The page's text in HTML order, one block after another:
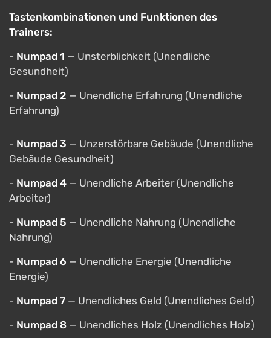
Tastenkombinationen und Funktionen des
Trainers:
- Numpad 1 — Unsterblichkeit (Unendliche
Gesundheit)
- Numpad 2 — Unendliche Erfahrung (Unendliche
Erfahrung)
- Numpad 3 — Unzerstörbare Gebäude (Unendliche
Gebäude Gesundheit)
- Numpad 4 — Unendliche Arbeiter (Unendliche
Arbeiter)
- Numpad 5 — Unendliche Nahrung (Unendliche
Nahrung)
- Numpad 6 — Unendliche Energie (Unendliche
Energie)
- Numpad 7 — Unendliches Geld (Unendliches Geld)
- Numpad 8 — Unendliches Holz (Unendliches Holz)